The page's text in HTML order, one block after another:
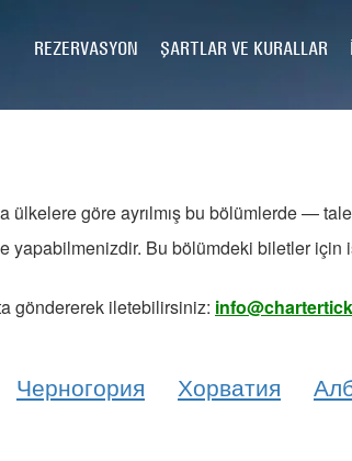
REZERVASYON ŞARTLAR VE KURALLAR
ülkelere göre ayrılmış bu bölümlerde —
Bu bölümdeki biletler için
göndererek iletebilirsiniz:
Черногория Хорватия